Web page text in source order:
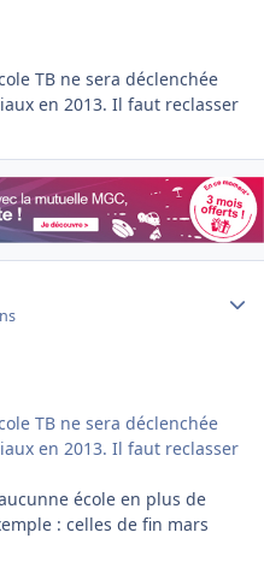
TB ne sera déclenchée
en 2013. Il faut reclasser
TB ne sera déclenchée
en 2013. Il faut reclasser
école en plus de
: celles de fin mars